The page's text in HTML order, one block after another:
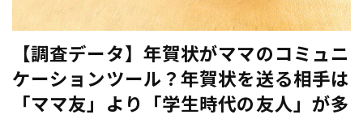
【調査データ】年賀状がママのコミュニ
ケーションツール？年賀状を送る相手は
「ママ友」より「学生時代の友人」が多